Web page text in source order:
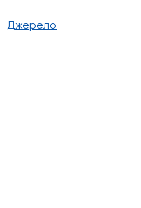
Джерело